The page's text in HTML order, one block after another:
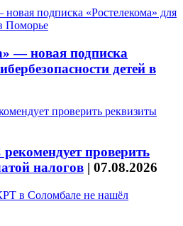
— новая подписка
детей в
проверить
налогов | 07.08.2026